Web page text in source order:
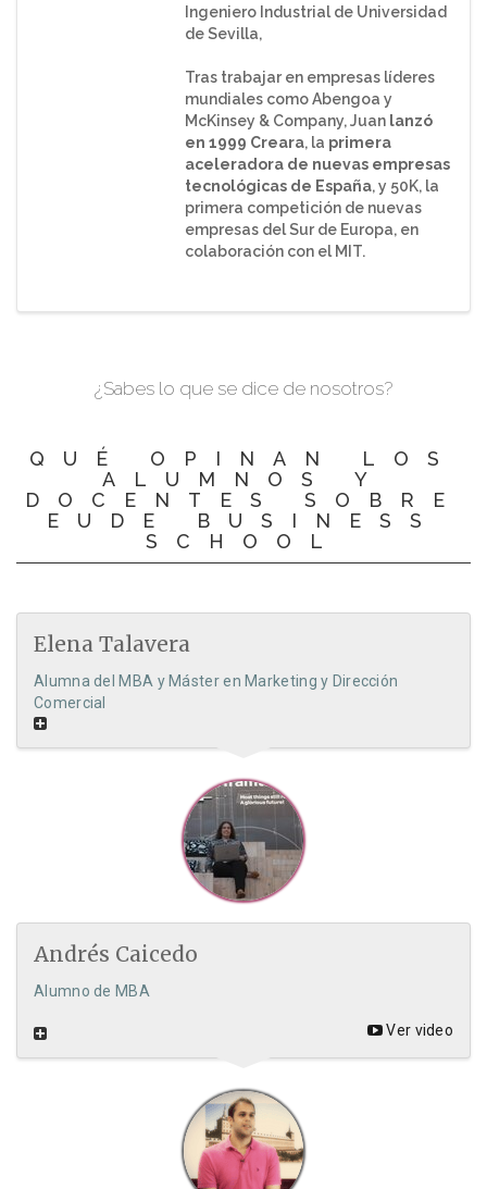
Ingeniero Industrial de Universidad
de Sevilla,
Tras trabajar en empresas líderes
mundiales como Abengoa y
McKinsey & Company, Juan lanzó
en 1999 Creara, la primera
aceleradora de nuevas empresas
tecnológicas de España, y 50K, la
primera competición de nuevas
empresas del Sur de Europa, en
colaboración con el MIT.
¿Sabes lo que se dice de nosotros?
QUÉ OPINAN LOS
ALUMNOS Y
DOCENTES SOBRE
EUDE BUSINESS
SCHOOL
Elena Talavera
Alumna del MBA y Máster en Marketing y Dirección
Comercial
Andrés Caicedo
Alumno de MBA
Ver video